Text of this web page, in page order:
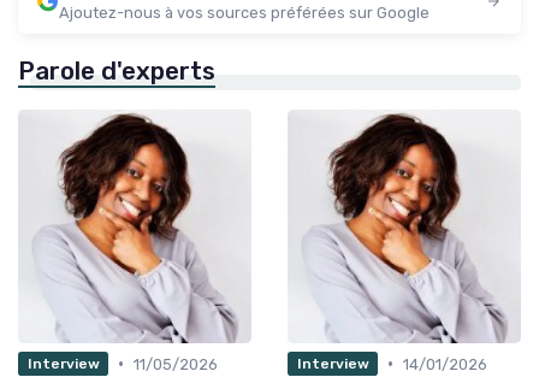
Ajoutez-nous à vos sources préférées sur Google
Parole d'experts
Interview • 11/05/2026
Interview • 14/01/2026